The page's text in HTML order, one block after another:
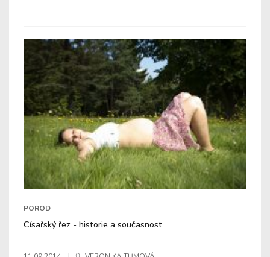
POROD
Císařský řez - historie a současnost